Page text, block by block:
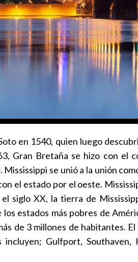
en 1540, quien luego
Gran Bretaña se hizo con el
se unió a la unión
el estado por el oeste.
siglo XX, la tierra de
estados más pobres de
de 3 millones de habitantes.
Gulfport, Southaven,